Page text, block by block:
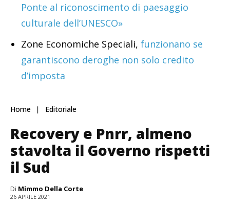
Ponte al riconoscimento di paesaggio
culturale dell’UNESCO»
Zone Economiche Speciali, funzionano se
garantiscono deroghe non solo credito
d’imposta
Home Editoriale
Recovery e Pnrr, almeno
stavolta il Governo rispetti
il Sud
Di Mimmo Della Corte
26 APRILE 2021